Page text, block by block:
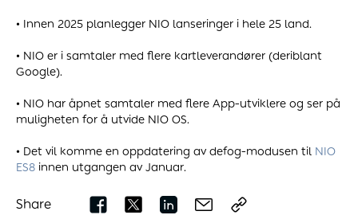
• Innen 2025 planlegger NIO lanseringer i hele 25 land.
• NIO er i samtaler med flere kartleverandører (deriblant
Google).
• NIO har åpnet samtaler med flere App-utviklere og ser på
muligheten for å utvide NIO OS.
• Det vil komme en oppdatering av defog-modusen til NIO
ES8 innen utgangen av Januar.
Share